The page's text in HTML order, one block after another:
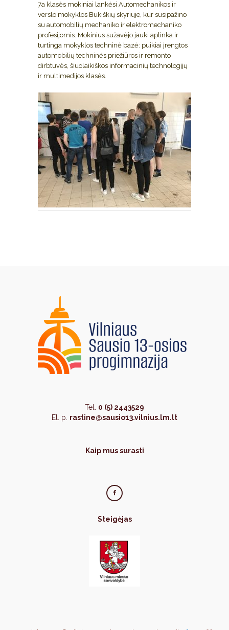
7a klasės mokiniai lankėsi Automechanikos ir
verslo mokyklos Bukiškių skyriuje, kur susipažino
su automobilių mechaniko ir elektromechaniko
profesijomis. Mokinius sužavėjo jauki aplinka ir
turtinga mokyklos techninė bazė: puikiai įrengtos
automobilių techninės priežiūros ir remonto
dirbtuvės, šiuolaikiškos informacinių technologijų
ir multimedijos klasės.
Tel. 0 (5) 2443529
El. p. rastine@sausio13.vilnius.lm.lt
Kaip mus surasti
Steigėjas